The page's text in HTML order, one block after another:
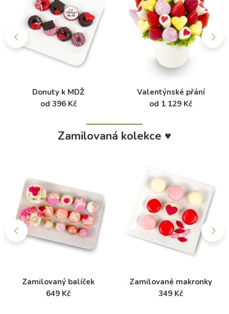
Donuty k MDŽ
od 396 Kč
Valentýnské přání
od 1 129 Kč
Zamilovaná kolekce ♥
Zamilovaný balíček
649 Kč
Zamilované makronky
349 Kč